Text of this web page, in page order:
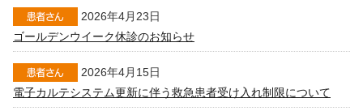
2026年4月23日
ゴールデンウイーク休診のお知らせ
2026年4月15日
電子カルテシステム更新に伴う救急患者受け入れ制限について